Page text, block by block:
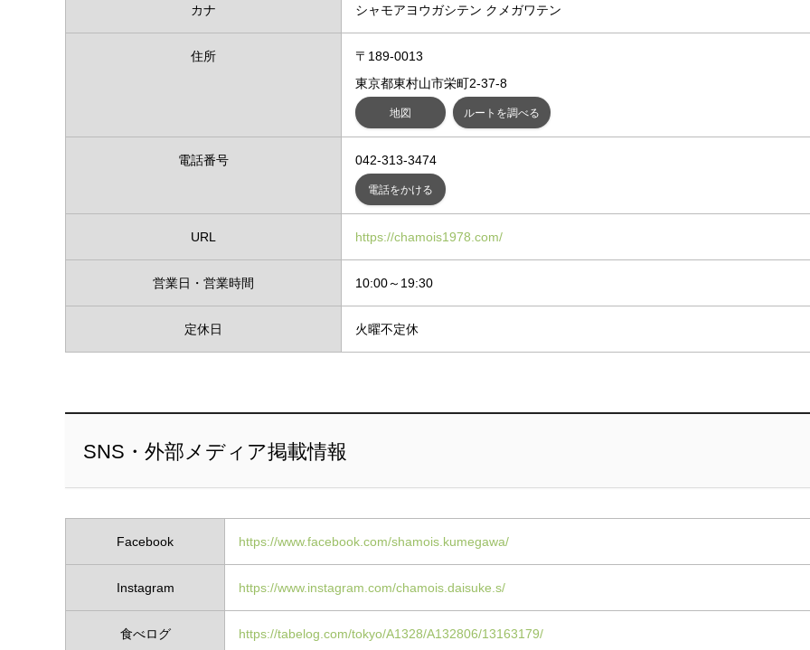
カナ シャモアヨウガシテン クメガワテン
住所
〒189-0013
東京都東村山市栄町2-37-8
地図 ルートを調べる
電話番号 042-313-3474
電話をかける
URL https://chamois1978.com/
営業日・営業時間 10:00～19:30
定休日 火曜不定休
SNS・外部メディア掲載情報
Facebook https://www.facebook.com/shamois.kumegawa/
Instagram https://www.instagram.com/chamois.daisuke.s/
食べログ https://tabelog.com/tokyo/A1328/A132806/13163179/